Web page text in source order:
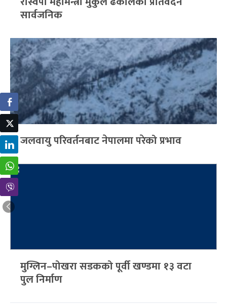
सार्वजनिक
जलवायु परिवर्तनबाट नेपालमा परेको प्रभाव
मुग्लिन–पोखरा सडकको पूर्वी खण्डमा १३ वटा
पुल निर्माण